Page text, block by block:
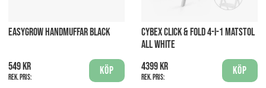
EASYGROW HANDMUFFAR BLACK
549 kr
Rek. pris:
Köp
CYBEX CLICK & FOLD 4-I-1 MATSTOL
ALL WHITE
4399 kr
Rek. pris:
Köp